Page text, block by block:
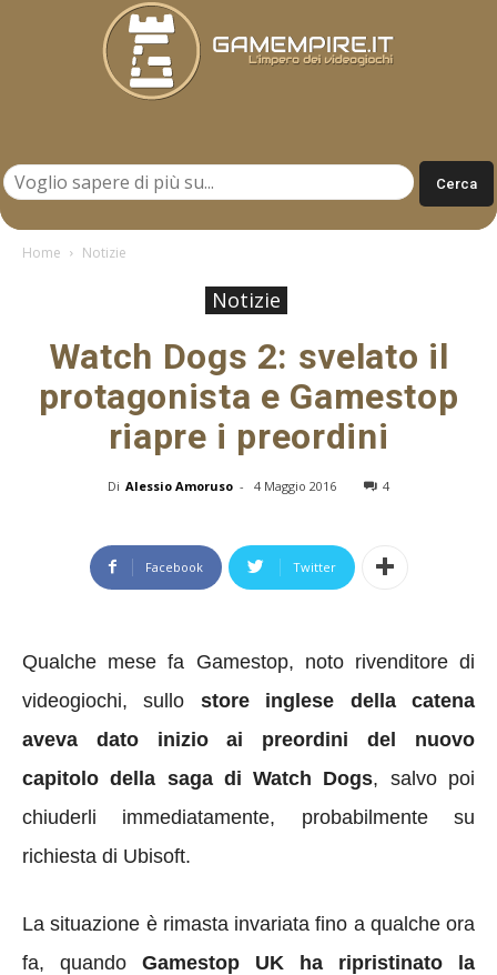
Home Notizie
Notizie
Watch Dogs 2: svelato il
protagonista e Gamestop
riapre i preordini
Di Alessio Amoruso - 4 Maggio 2016 4
Facebook Twitter
Qualche mese fa Gamestop, noto rivenditore di
videogiochi, sullo store inglese della catena
aveva dato inizio ai preordini del nuovo
capitolo della saga di Watch Dogs, salvo poi
chiuderli immediatamente, probabilmente su
richiesta di Ubisoft.
La situazione è rimasta invariata fino a qualche ora
fa, quando Gamestop UK ha ripristinato la